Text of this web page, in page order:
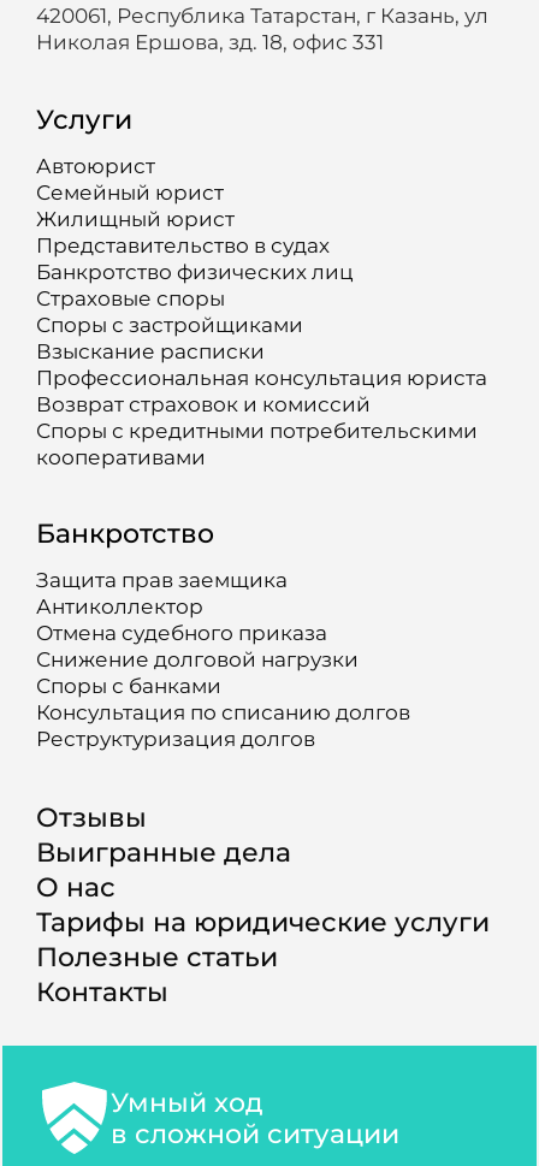
420061, Республика Татарстан, г Казань, ул
Николая Ершова, зд. 18, офис 331
Услуги
Автоюрист
Семейный юрист
Жилищный юрист
Представительство в судах
Банкротство физических лиц
Страховые споры
Споры с застройщиками
Взыскание расписки
Профессиональная консультация юриста
Возврат страховок и комиссий
Споры с кредитными потребительскими
кооперативами
Банкротство
Защита прав заемщика
Антиколлектор
Отмена судебного приказа
Снижение долговой нагрузки
Споры с банками
Консультация по списанию долгов
Реструктуризация долгов
Отзывы
Выигранные дела
О нас
Тарифы на юридические услуги
Полезные статьи
Контакты
Умный ход
в сложной ситуации